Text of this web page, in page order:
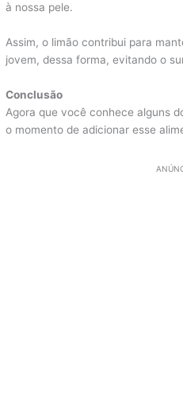
à nossa pele.
Assim, o limão contribui para
jovem, dessa forma, evitando o
Conclusão
Agora que você conhece alguns
o momento de adicionar esse